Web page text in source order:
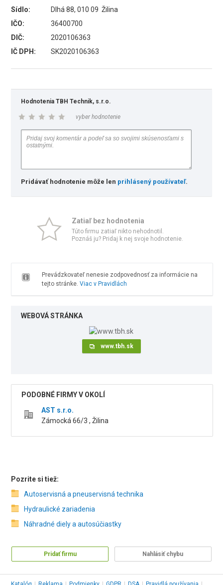
Sídlo:
Dlhá 88, 010 09 Žilina
IČO:
36400700
DIČ:
2020106363
IČ DPH:
SK2020106363
Hodnotenia TBH Technik, s.r.o.
vyber hodnotenie
Pridávať hodnotenie môže len prihlásený používateľ.
Zatiaľ bez hodnotenia
Túto firmu zatiaľ nikto nehodnotil.
Poznáš ju? Pridaj k nej svoje hodnotenie.
Prevádzkovateľ nenesie zodpovednosť za informácie na
tejto stránke. Viac v Pravidlách
WEBOVÁ STRÁNKA
www.tbh.sk
PODOBNÉ FIRMY V OKOLÍ
AST s.r.o.
Zámocká 66/3 , Žilina
Pozrite si tiež:
Autoservisná a pneuservisná technika
Hydraulické zariadenia
Náhradné diely a autosúčiastky
Pridať firmu Nahlásiť chybu